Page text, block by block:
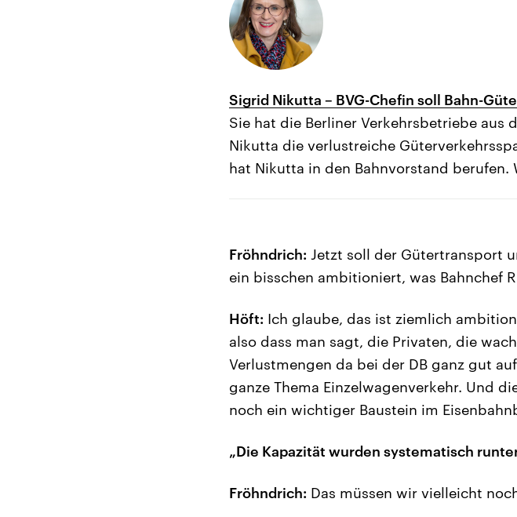
Sigrid Nikutta – BVG-Chefin soll Bahn-
Sie hat die Berliner Verkehrsbetriebe
Nikutta die verlustreiche
hat Nikutta in den Bahnvorstand berufen.
Fröhndrich: Jetzt soll der Gütertransport
ein bisschen ambitioniert, was Bahnchef
Höft: Ich glaube, das ist ziemlich
also dass man sagt, die Privaten, die
Verlustmengen da bei der DB ganz gut
ganze Thema Einzelwagenverkehr. Und
noch ein wichtiger Baustein im
„Die Kapazität wurden systematisch
Fröhndrich: Das müssen wir vielleicht